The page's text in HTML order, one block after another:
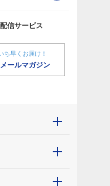
配信サービス
ち早くお届け！
ールマガジン